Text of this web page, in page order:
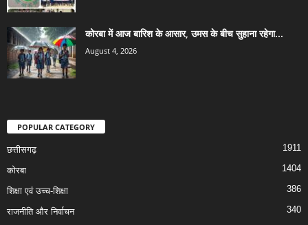
कोरबा में आज बारिश के आसार, उमस के बीच सुहाना रहेगा...
August 4, 2026
POPULAR CATEGORY
छत्तीसगढ़ 1911
कोरबा 1404
शिक्षा एवं उच्च-शिक्षा 386
राजनीति और निर्वाचन 340